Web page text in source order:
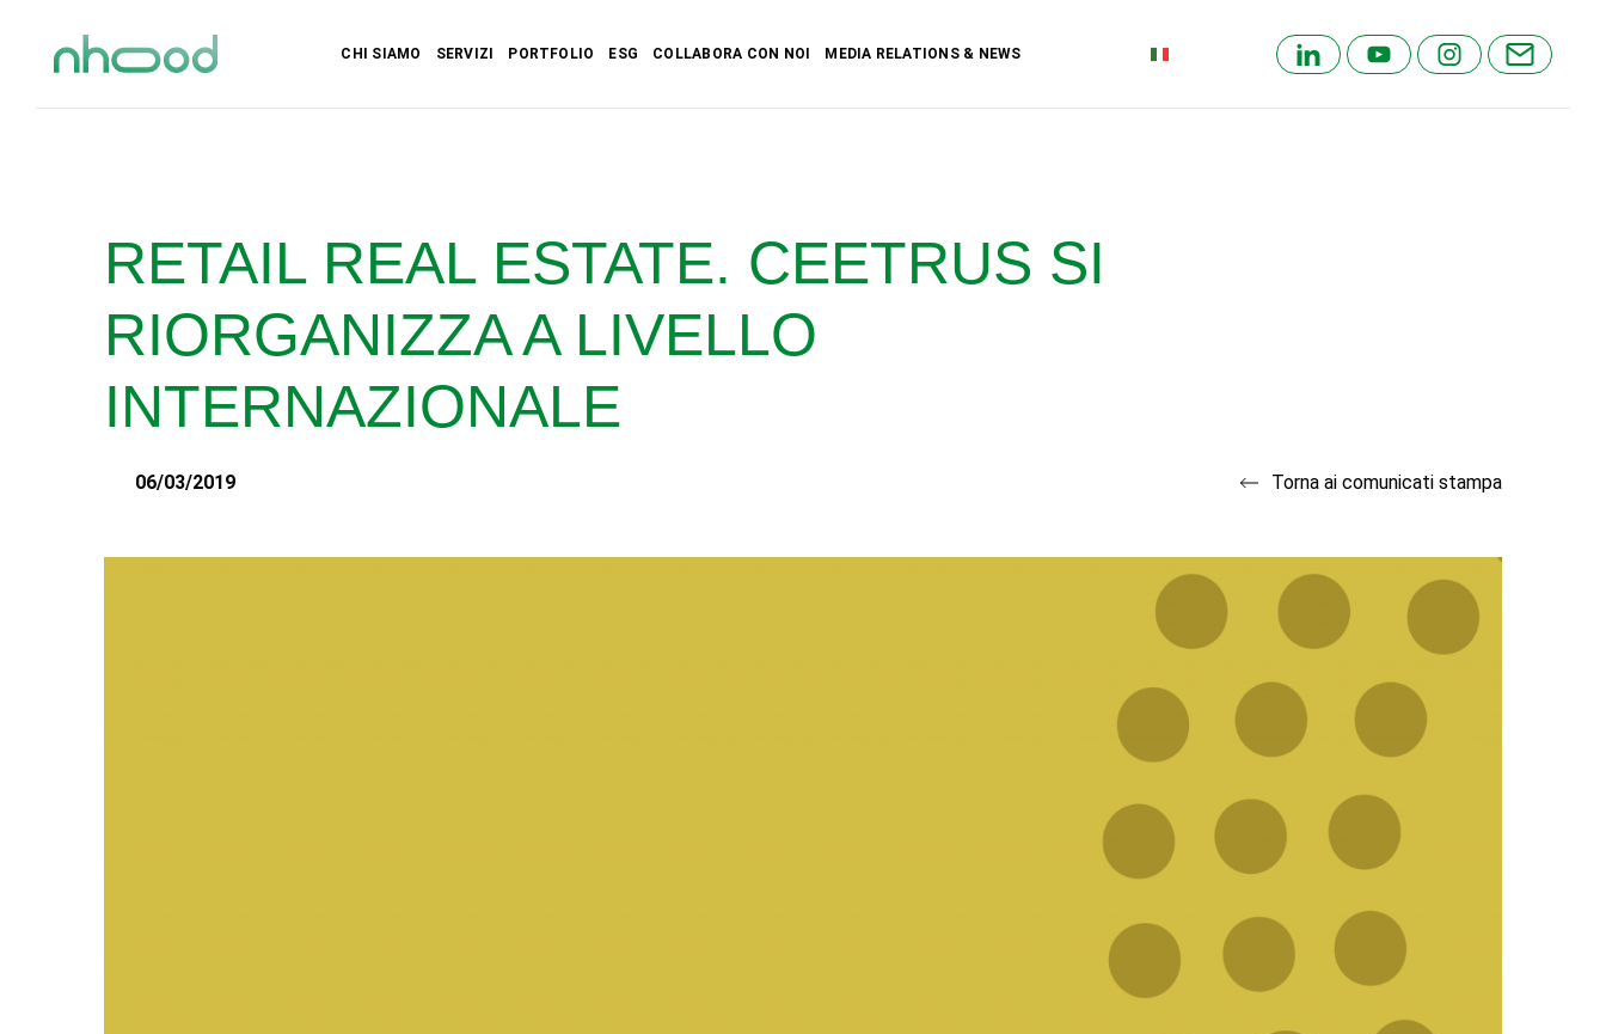
CHI SIAMO SERVIZI PORTFOLIO ESG COLLABORA CON NOI MEDIA RELATIONS & NEWS
RETAIL REAL ESTATE. CEETRUS SI
RIORGANIZZA A LIVELLO
INTERNAZIONALE
06/03/2019 Torna ai comunicati stampa